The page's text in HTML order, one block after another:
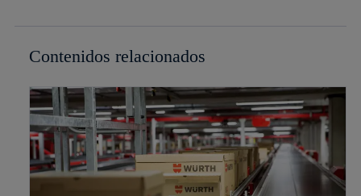
Contenidos relacionados